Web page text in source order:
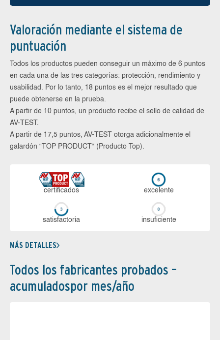
Valoración mediante el sistema de
puntuación
Todos los productos pueden conseguir un máximo de 6 puntos
en cada una de las tres categorías: protección, rendimiento y
usabilidad. Por lo tanto, 18 puntos es el mejor resultado que
puede obtenerse en la prueba.
A partir de 10 puntos, un producto recibe el sello de calidad de
AV-TEST.
A partir de 17,5 puntos, AV-TEST otorga adicionalmente el
galardón “TOP PRODUCT“ (Producto Top).
certi­ficados ex­ce­len­te
sa­tis­fac­to­ria in­su­fi­cien­te
MÁS DETALLES
Todos los fabricantes probados –
acumuladospor mes/año